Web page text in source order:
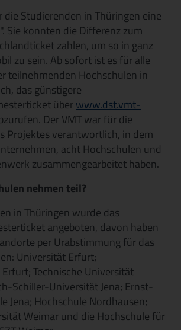
die Studierenden in Thüringen eine
Sie konnten die Differenz zum
zahlen, um so in ganz
zu sein. Ab sofort ist es für alle
teilnehmenden Hochschulen in
das günstigere
überwww.dst.vmt-
Der VMT war für die
Projektes verantwortlich, in dem
acht Hochschulen und
zusammengearbeitet haben.
nehmen teil?
in Thüringen wurde das
angeboten, davon haben
per Urabstimmung für das
Universität Erfurt;
Technische Universität
Schiller-Universität Jena; Ernst-
Jena; Hochschule Nordhausen;
Weimar und die Hochschule für